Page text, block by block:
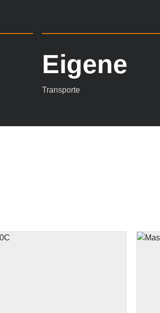
Eigene
Transporte